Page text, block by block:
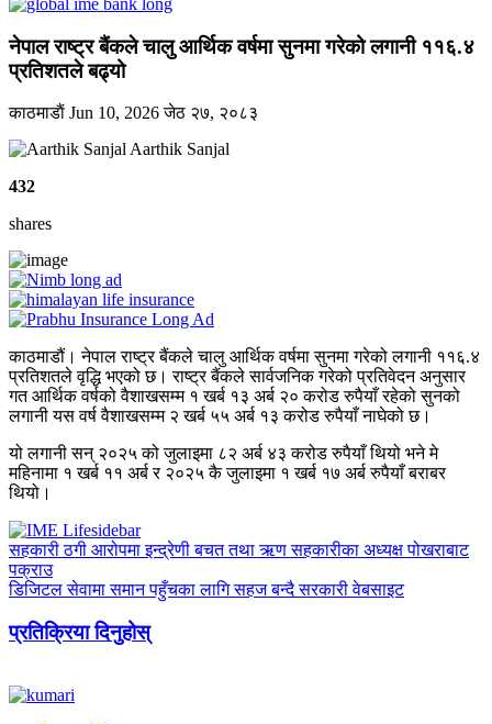
नेपाल राष्ट्र बैंकले चालु आर्थिक वर्षमा सुनमा गरेको लगानी ११६.४
प्रतिशतले बढ्यो
काठमाडाैं Jun 10, 2026जेठ २७, २०८३
Aarthik Sanjal
432
shares
काठमाडौं। नेपाल राष्ट्र बैंकले चालु आर्थिक वर्षमा सुनमा गरेको लगानी ११६.४
प्रतिशतले वृद्धि भएको छ। राष्ट्र बैंकले सार्वजनिक गरेको प्रतिवेदन अनुसार
गत आर्थिक वर्षको वैशाखसम्म १ खर्ब १३ अर्ब २० करोड रुपैयाँ रहेको सुनको
लगानी यस वर्ष वैशाखसम्म २ खर्ब ५५ अर्ब १३ करोड रुपैयाँ नाघेको छ।
यो लगानी सन् २०२५ को जुलाइमा ८२ अर्ब ४३ करोड रुपैयाँ थियो भने मे
महिनामा १ खर्ब ११ अर्ब र २०२५ कै जुलाइमा १ खर्ब १७ अर्ब रुपैयाँ बराबर
थियो।
सहकारी ठगी आरोपमा इन्द्रेणी बचत तथा ऋण सहकारीका अध्यक्ष पोखराबाट
पक्राउ
डिजिटल सेवामा समान पहुँचका लागि सहज बन्दै सरकारी वेबसाइट
प्रतिक्रिया दिनुहोस्